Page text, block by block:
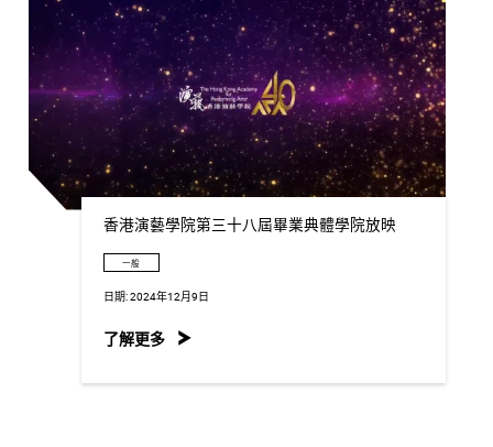
香港演藝學院第三十八屆畢業典體學院放映
一般
日期:2024年12月9日
了解更多